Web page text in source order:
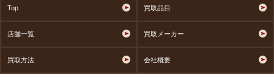
Top 買取品目
店舗一覧 買取メーカー
買取方法 会社概要